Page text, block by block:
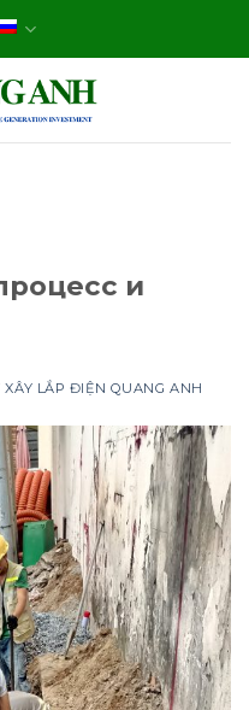
и
XÂY LẮP ĐIỆN QUANG ANH